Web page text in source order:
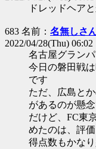
ドレッドヘア
683 名前： 名無しさ
2022/04/28(Thu) 06:02
名古屋グラン
今日の磐田戦
です
ただ、広島と
があるのが懸
だけど、FC東
めたのは、評
得点数もかな